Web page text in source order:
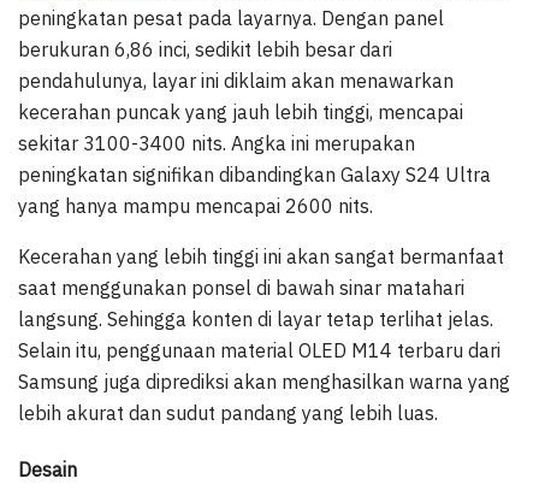
peningkatan pesat pada layarnya. Dengan panel
berukuran 6,86 inci, sedikit lebih besar dari
pendahulunya, layar ini diklaim akan menawarkan
kecerahan puncak yang jauh lebih tinggi, mencapai
sekitar 3100-3400 nits. Angka ini merupakan
peningkatan signifikan dibandingkan Galaxy S24 Ultra
yang hanya mampu mencapai 2600 nits.
Kecerahan yang lebih tinggi ini akan sangat bermanfaat
saat menggunakan ponsel di bawah sinar matahari
langsung. Sehingga konten di layar tetap terlihat jelas.
Selain itu, penggunaan material OLED M14 terbaru dari
Samsung juga diprediksi akan menghasilkan warna yang
lebih akurat dan sudut pandang yang lebih luas.
Desain